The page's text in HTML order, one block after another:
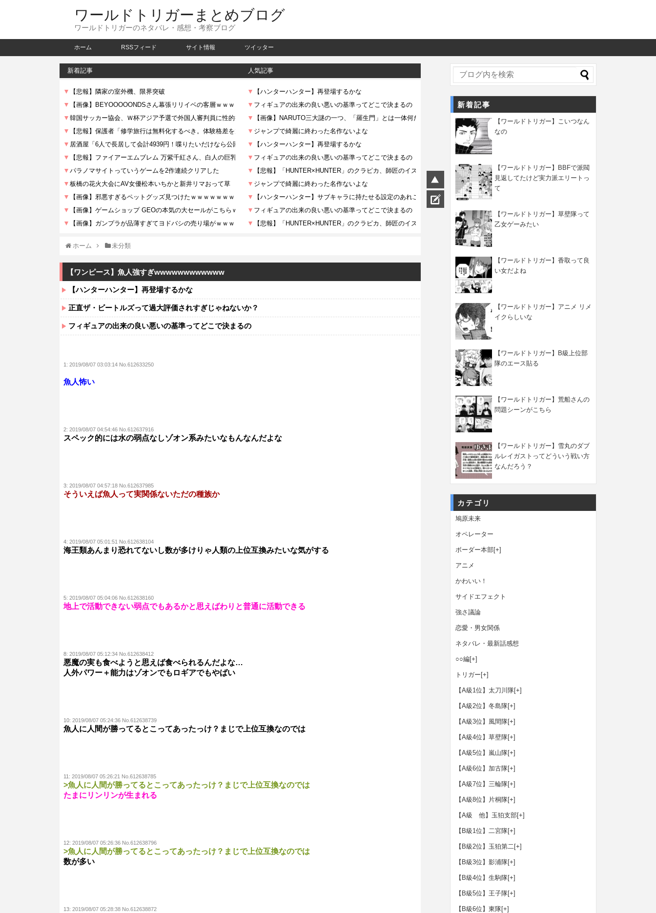
ワールドトリガーまとめブログ
ワールドトリガーのネタバレ・感想・考察ブログ
ホーム RSSフィード サイト情報 ツイッター
新着記事 人気記事
ホーム 未分類
【ワンピース】魚人強すぎwwwwwwwwwwww
【ハンターハンター】再登場するかな
正直ザ・ビートルズって過大評価されすぎじゃねないか？
フィギュアの出来の良い悪いの基準ってどこで決まるの
1: 2019/08/07 03:03:14 No.612633250
魚人怖い
2: 2019/08/07 04:54:46 No.612637916
スペック的には水の弱点なしゾオン系みたいなもんなんだよな
3: 2019/08/07 04:57:18 No.612637985
そういえば魚人って実関係ないただの種族か
4: 2019/08/07 05:01:51 No.612638104
海王類あんまり恐れてないし数が多けりゃ人類の上位互換みたいな気がする
5: 2019/08/07 05:04:06 No.612638160
地上で活動できない弱点でもあるかと思えばわりと普通に活動できる
8: 2019/08/07 05:12:34 No.612638412
悪魔の実も食べようと思えば食べられるんだよな…
人外パワー＋能力はゾオンでもロギアでもやばい
10: 2019/08/07 05:24:36 No.612638739
魚人に人間が勝ってるとこってあったっけ？まじで上位互換なのでは
11: 2019/08/07 05:26:21 No.612638785
>魚人に人間が勝ってるとこってあったっけ？まじで上位互換なのでは
たまにリンリンが生まれる
12: 2019/08/07 05:26:36 No.612638796
>魚人に人間が勝ってるとこってあったっけ？まじで上位互換なのでは
数が多い
13: 2019/08/07 05:28:38 No.612638872
新着記事
【ワールドトリガー】こいつなん
なの
【ワールドトリガー】BBFで派閥
見返してたけど実力派エリートっ
て
【ワールドトリガー】草壁隊って
乙女ゲーみたい
【ワールドトリガー】香取って良
い女だよね
【ワールドトリガー】アニメ リメ
イクらしいな
【ワールドトリガー】B級上位部
隊のエース貼る
【ワールドトリガー】荒船さんの
問題シーンがこちら
【ワールドトリガー】雪丸のダブ
ルレイガストってどういう戦い方
なんだろう？
カテゴリ
鳩原未来
オペレーター
ボーダー本部[+]
アニメ
かわいい！
サイドエフェクト
強さ議論
恋愛・男女関係
ネタバレ・最新話感想
○○編[+]
トリガー [+]
【A級1位】太刀川隊[+]
【A級2位】冬島隊[+]
【A級3位】風間隊[+]
【A級4位】草壁隊[+]
【A級5位】嵐山隊[+]
【A級6位】加古隊[+]
【A級7位】三輪隊[+]
【A級8位】片桐隊[+]
【A級 他】玉狛支部[+]
【B級1位】二宮隊[+]
【B級2位】玉狛第二[+]
【B級3位】影浦隊[+]
【B級4位】生駒隊[+]
【B級5位】王子隊[+]
【B級6位】東隊[+]